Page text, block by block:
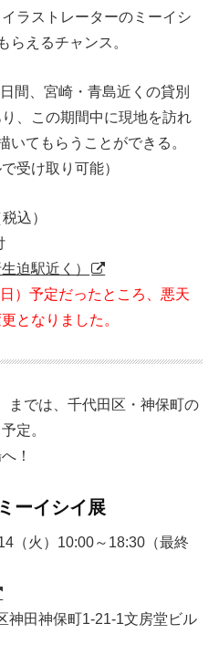
ラストレーターのミーイシ
らえるチャンス。
間、宮崎・青島近くの貸別
、この期間中に現地を訪れ
いてもらうことができる。
受け取り可能）
込）
迫駅近⁠く）
）予定だったところ、悪天
となりました。
までは、千代田区・神保町の
定。
！
ーイシイ展
（火）10:00～18:30（最終
神田神保町1-21-1文房堂ビル
US ON